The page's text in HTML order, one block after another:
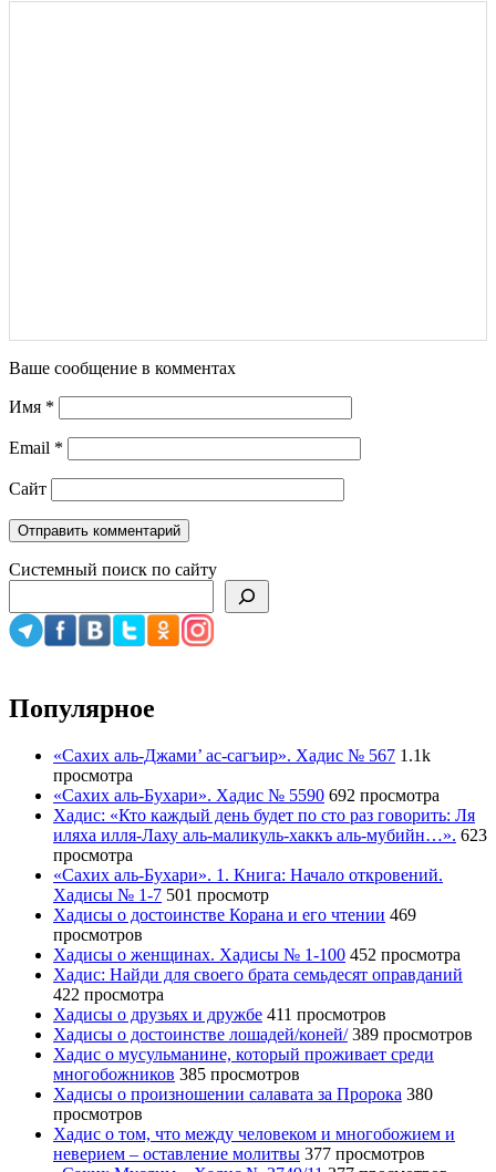
Ваше сообщение в комментах
Имя *
Email *
Сайт
Системный поиск по сайту
Популярное
«Сахих аль-Джами’ ас-сагъир». Хадис № 567 1.1k
просмотра
«Сахих аль-Бухари». Хадис № 5590 692 просмотра
Хадис: «Кто каждый день будет по сто раз говорить: Ля
иляха илля-Лаху аль-маликуль-хаккъ аль-мубийн…». 623
просмотра
«Сахих аль-Бухари». 1. Книга: Начало откровений.
Хадисы № 1-7 501 просмотр
Хадисы о достоинстве Корана и его чтении 469
просмотров
Хадисы о женщинах. Хадисы № 1-100 452 просмотра
Хадис: Найди для своего брата семьдесят оправданий
422 просмотра
Хадисы о друзьях и дружбе 411 просмотров
Хадисы о достоинстве лошадей/коней/ 389 просмотров
Хадис о мусульманине, который проживает среди
многобожников 385 просмотров
Хадисы о произношении салавата за Пророка 380
просмотров
Хадис о том, что между человеком и многобожием и
неверием – оставление молитвы 377 просмотров